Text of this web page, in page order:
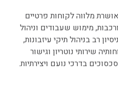
מלווה לקוחות פרטיים
מימוש שעבודים וניהול
רב בניהול תיקי עיזבונות,
שירותי נוטריון וגישור
בדרכי נועם ויצירתיות.